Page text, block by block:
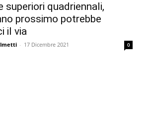
superiori quadriennali,
prossimo potrebbe
il via
- 17 Dicembre 2021 0